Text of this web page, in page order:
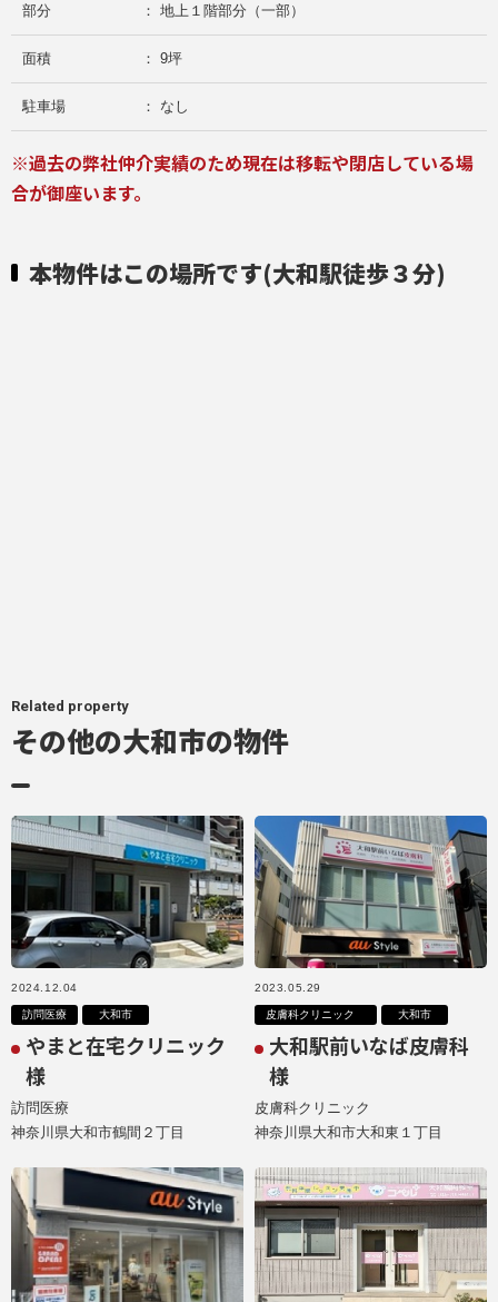
部分 ： 地上１階部分（一部）
面積 ： 9坪
駐車場 ： なし
※過去の弊社仲介実績のため現在は移転や閉店している場
合が御座います。
本物件はこの場所です(大和駅徒歩３分)
Related property
その他の大和市の物件
2024.12.04
訪問医療 大和市
やまと在宅クリニック
様
訪問医療
神奈川県大和市鶴間２丁目
2023.05.29
皮膚科クリニック 大和市
大和駅前いなば皮膚科
様
皮膚科クリニック
神奈川県大和市大和東１丁目